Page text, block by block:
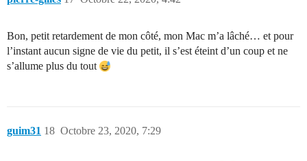
Bon, petit retardement de mon côté, mon Mac m’a lâché… et pour
l’instant aucun signe de vie du petit, il s’est éteint d’un coup et ne
s’allume plus du tout
guim31 Octobre 23, 2020, 7:29
18